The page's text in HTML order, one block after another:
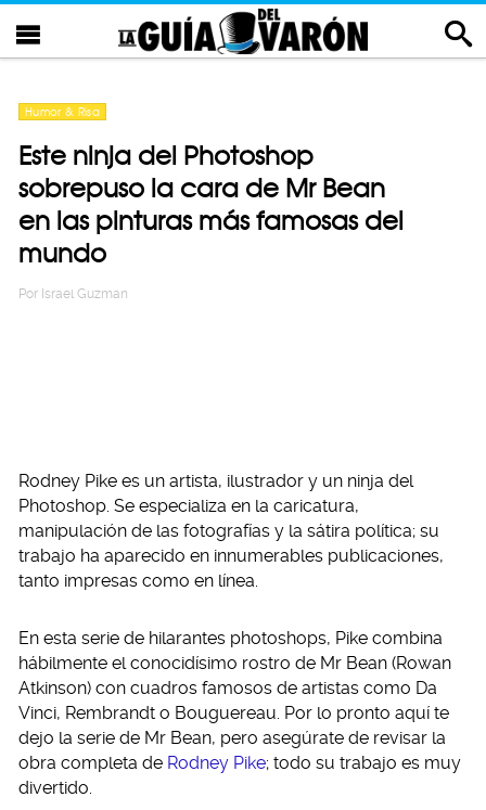
Humor & Risa
Este ninja del Photoshop
sobrepuso la cara de Mr Bean
en las pinturas más famosas del
mundo
Por Israel Guzman
Rodney Pike es un artista, ilustrador y un ninja del
Photoshop. Se especializa en la caricatura,
manipulación de las fotografías y la sátira política; su
trabajo ha aparecido en innumerables publicaciones,
tanto impresas como en línea.
En esta serie de hilarantes photoshops, Pike combina
hábilmente el conocidísimo rostro de Mr Bean (Rowan
Atkinson) con cuadros famosos de artistas como Da
Vinci, Rembrandt o Bouguereau. Por lo pronto aquí te
dejo la serie de Mr Bean, pero asegúrate de revisar la
obra completa de Rodney Pike; todo su trabajo es muy
divertido.